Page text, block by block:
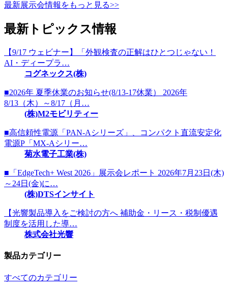
最新展示会情報をもっと見る>>
最新トピックス情報
【9/17 ウェビナー】「外観検査の正解はひとつじゃない！
AI・ディープラ…
コグネックス(株)
■2026年 夏季休業のお知らせ(8/13-17休業） 2026年
8/13（木）～8/17（月…
(株)M2モビリティー
■高信頼性電源「PAN-Aシリーズ」、コンパクト直流安定化
電源P「MX-Aシリー…
菊水電子工業(株)
■「EdgeTech+ West 2026」展示会レポート 2026年7月23日(木)
～24日(金)に…
(株)DTSインサイト
【光響製品導入をご検討の方へ 補助金・リース・税制優遇
制度を活用した導…
株式会社光響
製品カテゴリー
すべてのカテゴリー